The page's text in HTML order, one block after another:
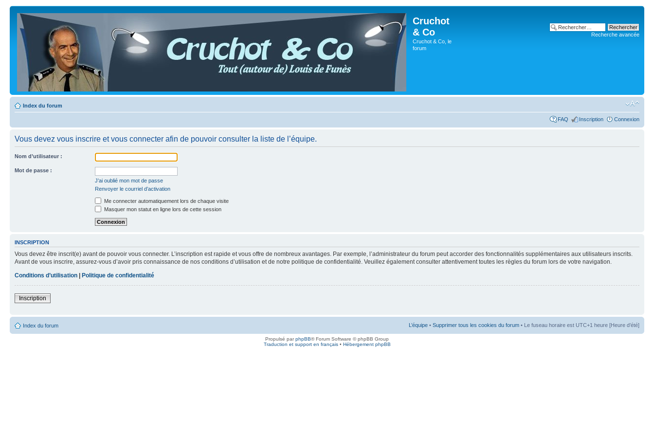
Cruchot
& Co
Cruchot & Co, le
forum
Recherche avancée
Index du forum
FAQ Inscription Connexion
Vous devez vous inscrire et vous connecter afin de pouvoir consulter la liste de l’équipe.
Nom d’utilisateur :
Mot de passe :
J’ai oublié mon mot de passe
Renvoyer le courriel d’activation
Me connecter automatiquement lors de chaque visite
Masquer mon statut en ligne lors de cette session
INSCRIPTION
Vous devez être inscrit(e) avant de pouvoir vous connecter. L’inscription est rapide et vous offre de nombreux avantages. Par exemple, l’administrateur du forum peut accorder des fonctionnalités supplémentaires aux utilisateurs inscrits.
Avant de vous inscrire, assurez-vous d’avoir pris connaissance de nos conditions d’utilisation et de notre politique de confidentialité. Veuillez également consulter attentivement toutes les règles du forum lors de votre navigation.
Conditions d’utilisation | Politique de confidentialité
Inscription
Index du forum L’équipe • Supprimer tous les cookies du forum • Le fuseau horaire est UTC+1 heure [Heure d’été]
Propulsé parphpBB® Forum Software © phpBB Group
Traduction et support en français• Hébergement phpBB